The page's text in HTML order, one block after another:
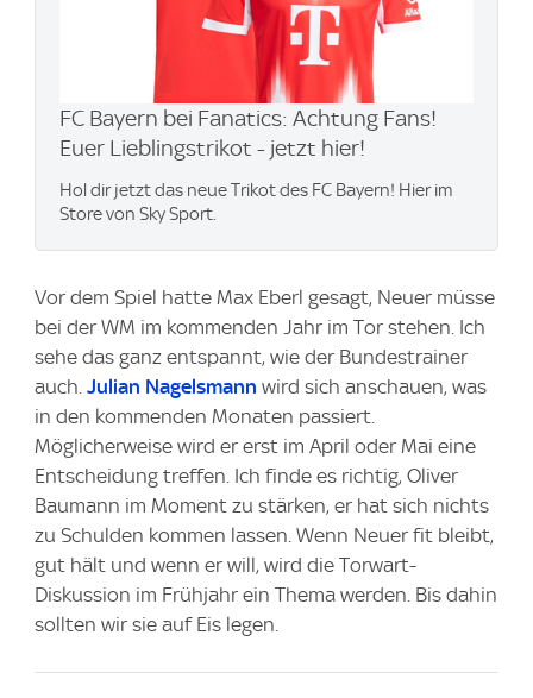
FC Bayern bei Fanatics: Achtung Fans!
Euer Lieblingstrikot - jetzt hier!
Hol dir jetzt das neue Trikot des FC Bayern! Hier im
Store von Sky Sport.
Vor dem Spiel hatte Max Eberl gesagt, Neuer müsse
bei der WM im kommenden Jahr im Tor stehen. Ich
sehe das ganz entspannt, wie der Bundestrainer
auch. Julian Nagelsmann wird sich anschauen, was
in den kommenden Monaten passiert.
Möglicherweise wird er erst im April oder Mai eine
Entscheidung treffen. Ich finde es richtig, Oliver
Baumann im Moment zu stärken, er hat sich nichts
zu Schulden kommen lassen. Wenn Neuer fit bleibt,
gut hält und wenn er will, wird die Torwart-
Diskussion im Frühjahr ein Thema werden. Bis dahin
sollten wir sie auf Eis legen.